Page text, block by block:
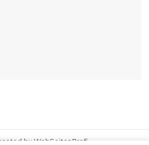
by WebSeitenProfi.